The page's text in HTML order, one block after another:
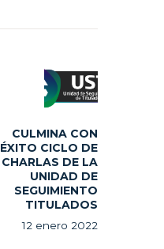
CULMINA CON
ÉXITO CICLO DE
CHARLAS DE LA
UNIDAD DE
SEGUIMIENTO
TITULADOS
12 enero 2022